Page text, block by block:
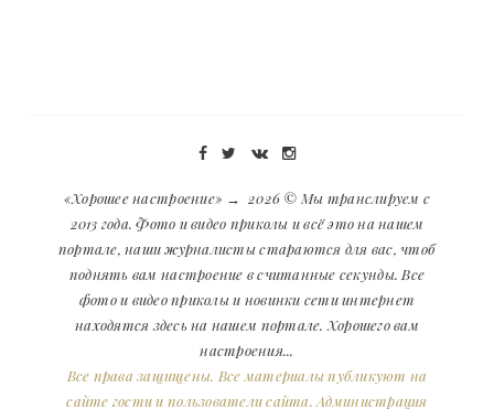
«Хорошее настроение» → 2026 © Мы транслируем с
2013 года. Фото и видео приколы и всё это на нашем
портале, наши журналисты стараются для вас, чтоб
поднять вам настроение в считанные секунды. Все
фото и видео приколы и новинки сети интернет
находятся здесь на нашем портале. Хорошего вам
настроения...
Все права защищены. Все материалы публикуют на
сайте гости и пользователи сайта. Администрация